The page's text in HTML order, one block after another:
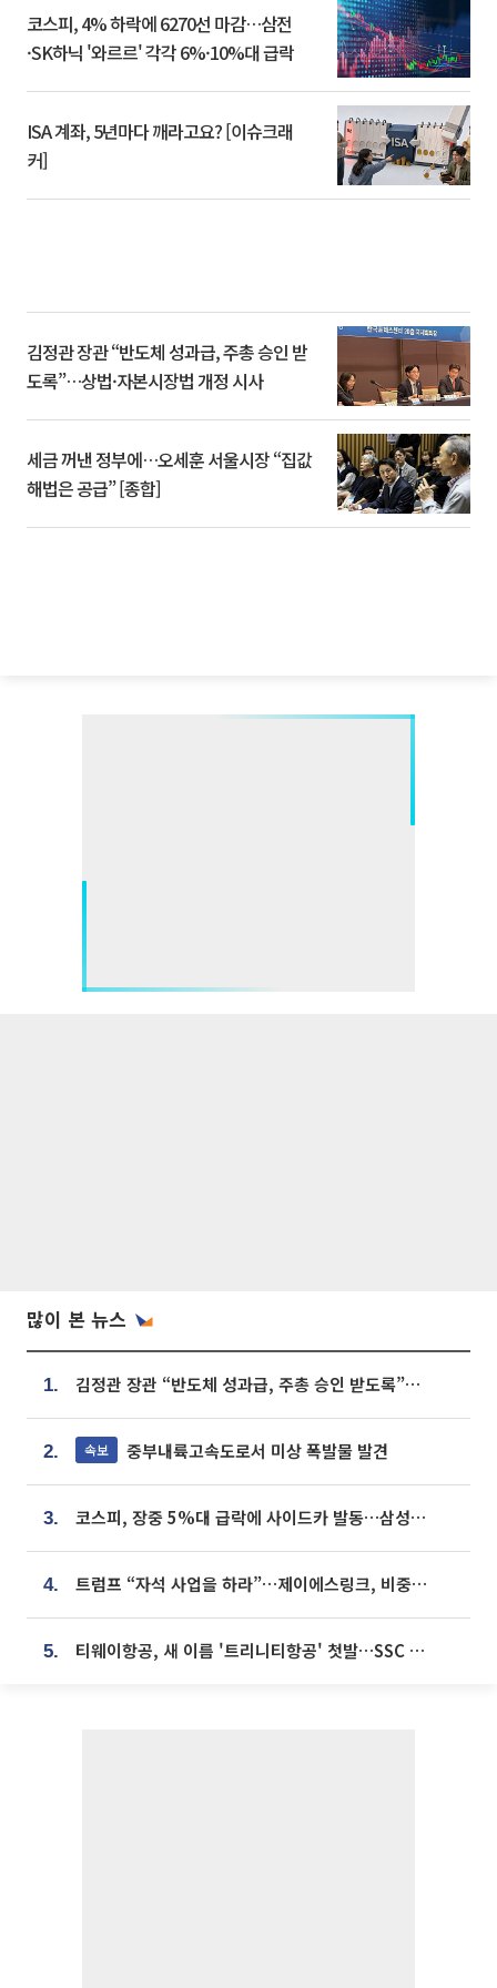
코스피, 4% 하락에 6270선 마감…삼전
·SK하닉 '와르르' 각각 6%·10%대 급락
ISA 계좌, 5년마다 깨라고요? [이슈크래
커]
김정관 장관 “반도체 성과급, 주총 승인 받
도록”…상법·자본시장법 개정 시사
세금 꺼낸 정부에…오세훈 서울시장 “집값
해법은 공급” [종합]
많이 본 뉴스
1. 김정관 장관 “반도체 성과급, 주총 승인 받도록”…상법·자본시장법 개정 시사
2. 속보 중부내륙고속도로서 미상 폭발물 발견
3. 코스피, 장중 5%대 급락에 사이드카 발동…삼성·SK 동반 폭락
4. 트럼프 “자석 사업을 하라”…제이에스링크, 비중국 영구자석 공급망 구축 속도
5. 티웨이항공, 새 이름 '트리니티항공' 첫발…SSC 전략 본격화